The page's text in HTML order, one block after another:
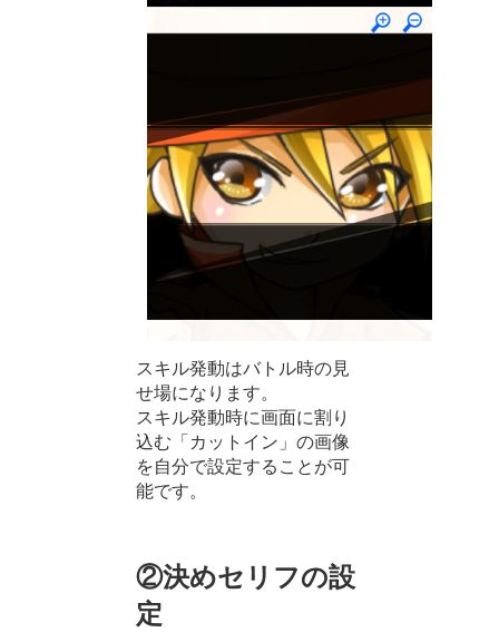
スキル発動はバトル時の見
せ場になります。
スキル発動時に画面に割り
込む「カットイン」の画像
を自分で設定することが可
能です。
②決めセリフの設
定